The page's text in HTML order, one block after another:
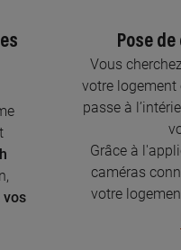
vos
Pose
Vous
votre logement
passe à
Grâce à
caméras
votre